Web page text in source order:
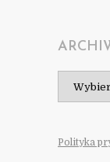
Polityka